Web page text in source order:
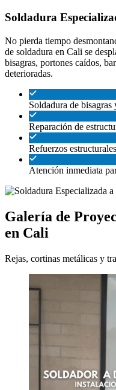
Soldadura
No pierda tiempo
de soldadura en Cali se
bisagras, portones caídos,
deterioradas.
Soldadura de bisagras
Reparación de
Refuerzos
Atención inmediata
Galería de
en Cali
Rejas, cortinas metálicas y